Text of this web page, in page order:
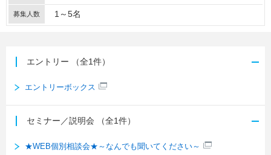
募集人数 1～5名
エントリー （全1件）
エントリーボックス
セミナー／説明会 （全1件）
★WEB個別相談会★～なんでも聞いてください～